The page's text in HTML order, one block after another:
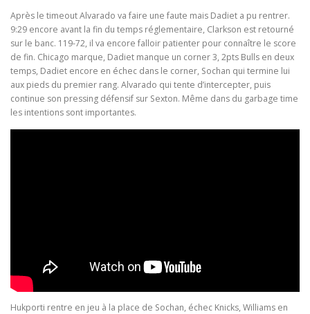
Après le timeout Alvarado va faire une faute mais Dadiet a pu rentrer.
9:29 encore avant la fin du temps réglementaire, Clarkson est retourné
sur le banc. 119-72, il va encore falloir patienter pour connaître le score
de fin. Chicago marque, Dadiet manque un corner 3, 2pts Bulls en deux
temps, Dadiet encore en échec dans le corner, Sochan qui termine lui
aux pieds du premier rang. Alvarado qui tente d’intercepter, puis
continue son pressing défensif sur Sexton. Même dans du garbage time
les intentions sont importantes.
Hukporti rentre en jeu à la place de Sochan, échec Knicks, Williams en